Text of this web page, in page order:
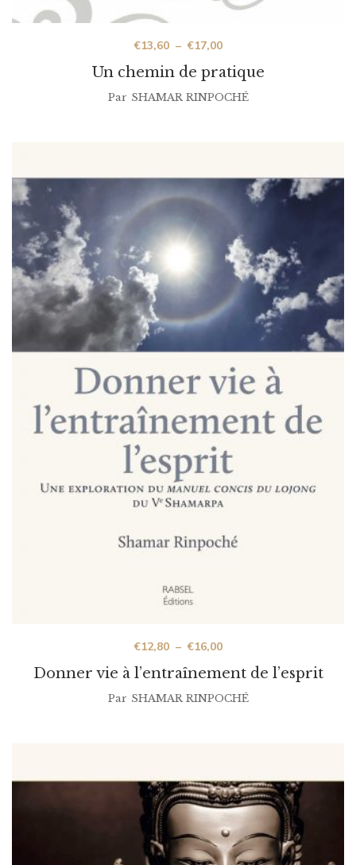
Un chemin de pratique
€13,60 – €17,00
Par SHAMAR RINPOCHÉ
Donner vie à l’entraînement de l’esprit
€12,80 – €16,00
Par SHAMAR RINPOCHÉ